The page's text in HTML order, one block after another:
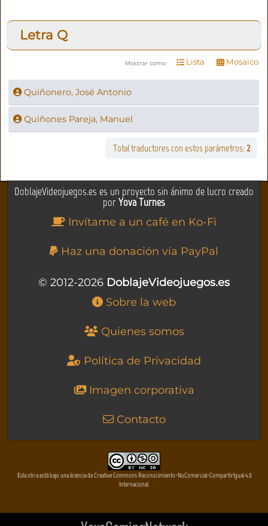
Letra Q
Mostrar como Lista Mosaico
Quiñonero, José Antonio
Quiñones Pareja, Manuel
Total traductores con estos parámetros: 2
DoblajeVideojuegos.es es un proyecto sin ánimo de lucro creado
porYova Turnes
Invítame a un café en Ko-Fi
Haz una donación vía PayPal
© 2012-2026 DoblajeVideojuegos.es
Sobre la web
Quienes somos
Política de Privacidad
Imagen corporativa
Contacto
Esta obra está bajo una licencia de Creative Commons Reconocimiento-NoComercial-CompartirIgual 4.0
Internacional